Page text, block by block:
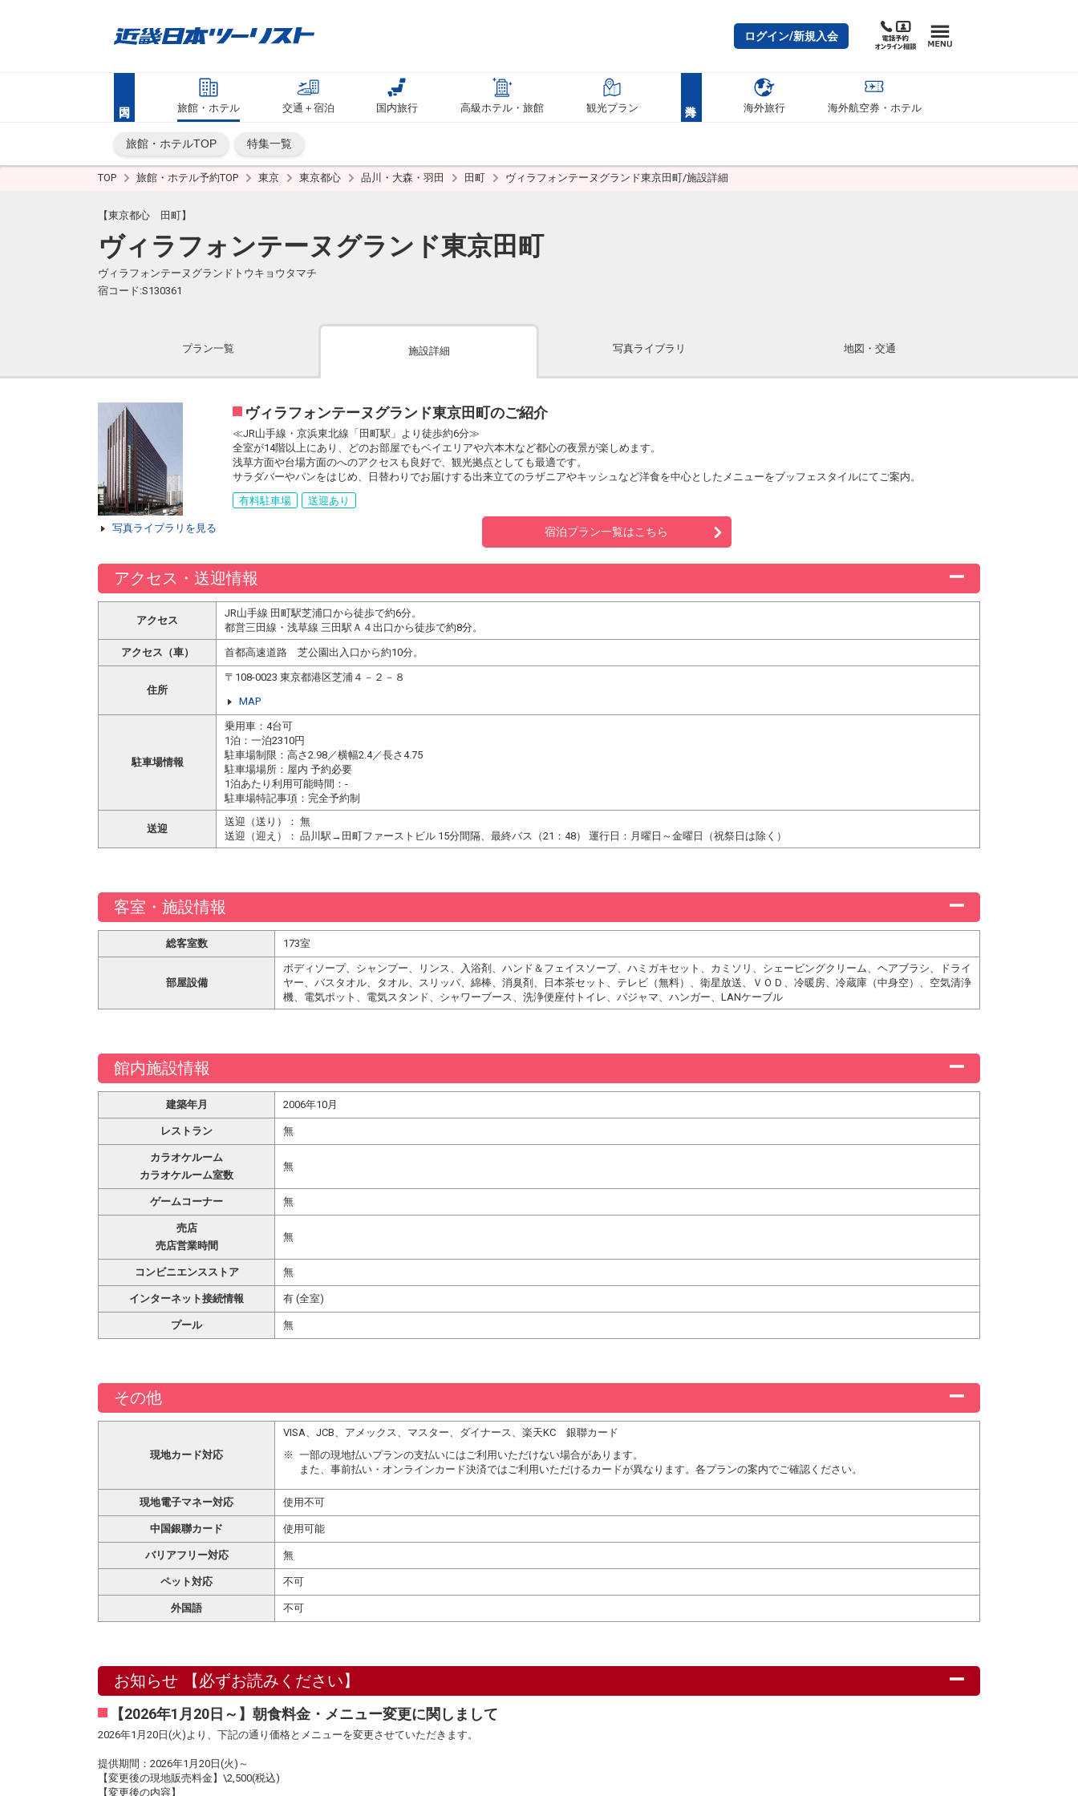
ログイン/新規入会
旅館・ホテル 交通＋宿泊 国内旅行 高級ホテル・旅館 観光プラン 海外旅行 海外航空券・ホテル
旅館・ホテルTOP 特集一覧
TOP 旅館・ホテル予約TOP 東京 東京都心 品川・大森・羽田 田町 ヴィラフォンテーヌグランド東京田町/施設詳細
【東京都心 田町】
ヴィラフォンテーヌグランド東京田町
ヴィラフォンテーヌグランドトウキョウタマチ
宿コード:S130361
プラン一覧 施設詳細 写真ライブラリ 地図・交通
写真ライブラリを見る
ヴィラフォンテーヌグランド東京田町のご紹介
≪JR山手線・京浜東北線「田町駅」より徒歩約6分≫
全室が14階以上にあり、どのお部屋でもベイエリアや六本木など都心の夜景が楽しめます。
浅草方面や台場方面のへのアクセスも良好で、観光拠点としても最適です。
サラダバーやパンをはじめ、日替わりでお届けする出来立てのラザニアやキッシュなど洋食を中心としたメニューをブッフェスタイルにてご案内。
有料駐車場
送迎あり
宿泊プラン一覧はこちら
アクセス・送迎情報
アクセス
JR山手線 田町駅芝浦口から徒歩で約6分。
都営三田線・浅草線 三田駅Ａ４出口から徒歩で約8分。
アクセス（車） 首都高速道路 芝公園出入口から約10分。
住所
〒108-0023 東京都港区芝浦４－２－８
MAP
駐車場情報
乗用車：4台可
1泊：一泊2310円
駐車場制限：高さ2.98／横幅2.4／長さ4.75
駐車場場所：屋内 予約必要
1泊あたり利用可能時間：-
駐車場特記事項：完全予約制
送迎
送迎（送り）： 無
送迎（迎え）： 品川駅→田町ファーストビル 15分間隔、最終バス（21：48） 運行日：月曜日～金曜日（祝祭日は除く）
客室・施設情報
総客室数 173室
部屋設備
ボディソープ、シャンプー、リンス、入浴剤、ハンド＆フェイスソープ、ハミガキセット、カミソリ、シェービングクリーム、ヘアブラシ、ドライ
ヤー、バスタオル、タオル、スリッパ、綿棒、消臭剤、日本茶セット、テレビ（無料）、衛星放送、ＶＯＤ、冷暖房、冷蔵庫（中身空）、空気清浄
機、電気ポット、電気スタンド、シャワーブース、洗浄便座付トイレ、パジャマ、ハンガー、LANケーブル
館内施設情報
建築年月 2006年10月
レストラン 無
カラオケルーム
カラオケルーム室数
無
ゲームコーナー 無
売店
売店営業時間
無
コンビニエンスストア 無
インターネット接続情報 有 (全室)
プール 無
その他
現地カード対応
VISA、JCB、アメックス、マスター、ダイナース、楽天KC 銀聯カード
一部の現地払いプランの支払いにはご利用いただけない場合があります。
また、事前払い・オンラインカード決済ではご利用いただけるカードが異なります。各プランの案内でご確認ください。
現地電子マネー対応 使用不可
中国銀聯カード 使用可能
バリアフリー対応 無
ペット対応 不可
外国語 不可
お知らせ 【必ずお読みください】
【2026年1月20日～】朝食料金・メニュー変更に関しまして
2026年1月20日(火)より、下記の通り価格とメニューを変更させていただきます。
提供期間：2026年1月20日(火)～
【変更後の現地販売料金】\2,500(税込)
【変更後の内容】